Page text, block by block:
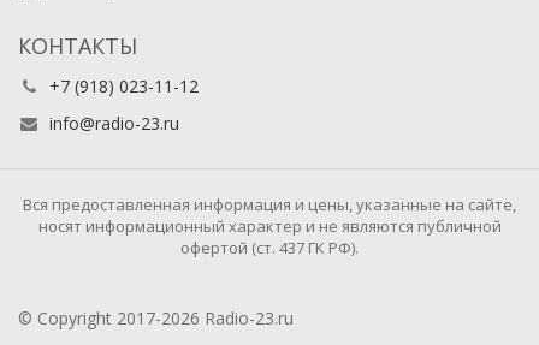
КОНТАКТЫ
+7 (918) 023-11-12
info@radio-23.ru
Вся предоставленная информация и цены, указанные на сайте,
носят информационный характер и не являются публичной
офертой (ст. 437 ГК РФ).
© Copyright 2017-2026 Radio-23.ru